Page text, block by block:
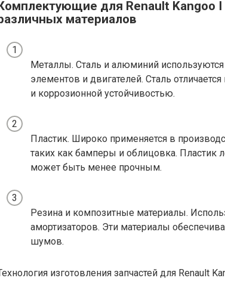
для Renault Kangoo I
материалов
Металлы. Сталь и алюминий
элементов и двигателей. Сталь
и коррозионной устойчивостью.
Пластик. Широко применяется в
таких как бамперы и облицовка. Пластик
может быть менее прочным.
Резина и композитные материалы.
амортизаторов. Эти материалы
шумов.
изготовления запчастей для Renault